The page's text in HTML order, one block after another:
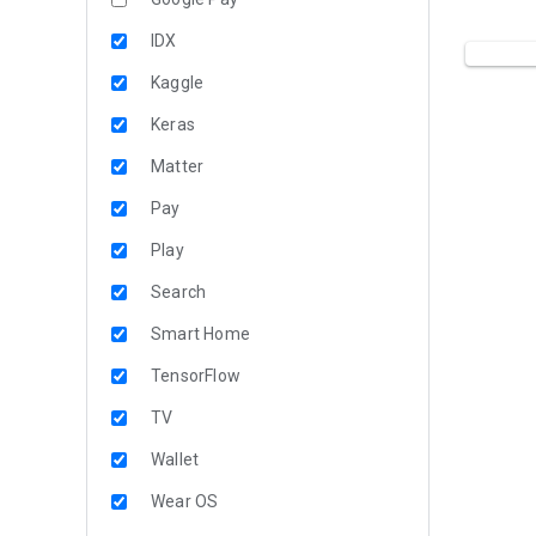
IDX
Kaggle
Keras
Matter
Pay
Play
Search
Smart Home
TensorFlow
TV
Wallet
Wear OS